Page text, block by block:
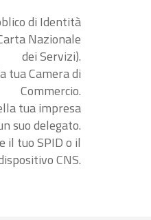
di Identità
Nazionale
dei Servizi).
tua Camera di
Commercio.
tua impresa
suo delegato.
il tuo SPID o il
CNS.